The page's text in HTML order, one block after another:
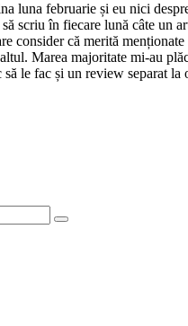
luna februarie și eu nici
scriu în fiecare lună câte un
consider că merită menționate
Marea majoritate mi-au
le fac și un review separat la
Search